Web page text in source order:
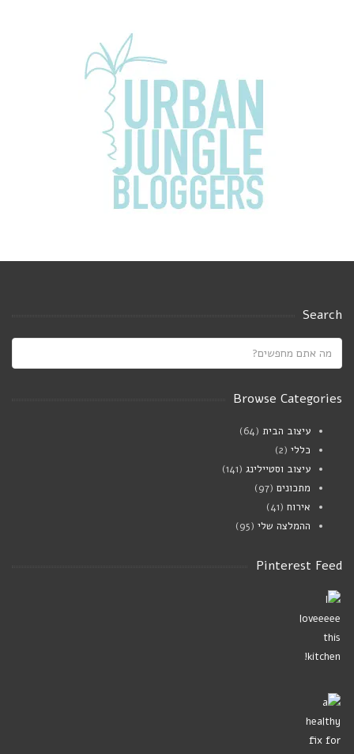
Search
Browse Categories
עיצוב הבית (64)
כללי (2)
עיצוב וסטיילינג (141)
מתכונים (97)
אירוח (41)
ההמלצה שלי (95)
Pinterest Feed